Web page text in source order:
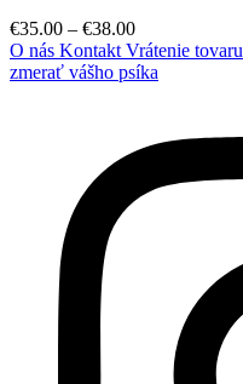
€35.00 – €38.00
O nás Kontakt Vrátenie tovaru
zmerať vášho psíka